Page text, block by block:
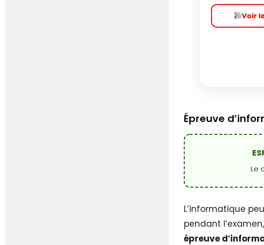
Voir
Épreuve
Le
L’informatique
pendant
épreuve